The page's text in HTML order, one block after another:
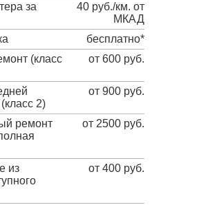
за
40 руб./км. от
МКАД
бесплатно*
(класс
от 600 руб.
2)
от 900 руб.
ремонт
от 2500 руб.
из
от 400 руб.